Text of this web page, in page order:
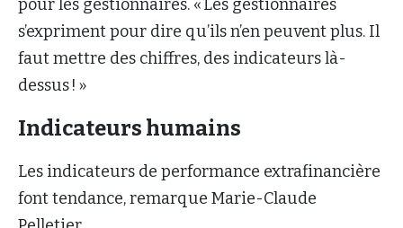
pour les gestionnaires. « Les gestionnaires
s’expriment pour dire qu’ils n’en peuvent plus. Il
faut mettre des chiffres, des indicateurs là-
dessus ! »
Indicateurs humains
Les indicateurs de performance extrafinancière
font tendance, remarque Marie-Claude